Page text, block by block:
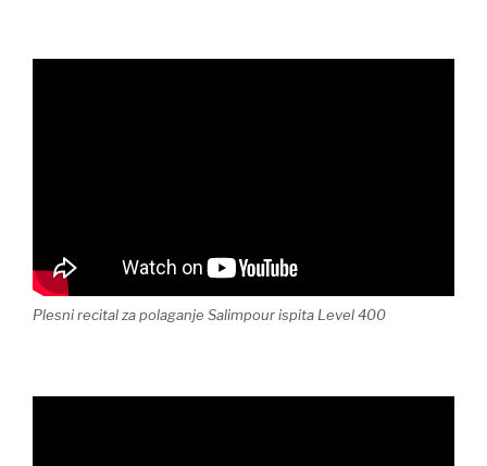
Plesni recital za polaganje Salimpour ispita Level 400